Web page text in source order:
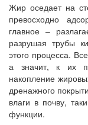
Жир оседает на
превосходно
главное –
разрушая трубы
этого процесса.
а значит, к их
накопление
дренажного
влаги в почву,
функции.